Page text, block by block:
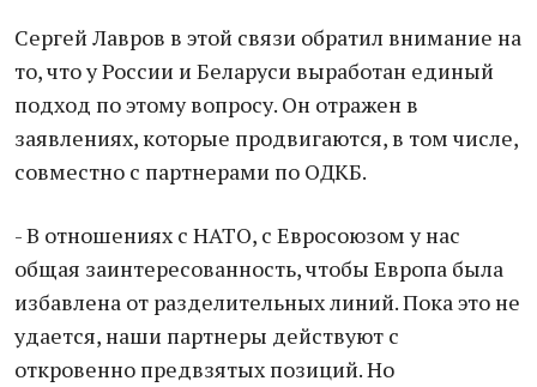
Сергей Лавров в этой связи обратил внимание на
то, что у России и Беларуси выработан единый
подход по этому вопросу. Он отражен в
заявлениях, которые продвигаются, в том числе,
совместно с партнерами по ОДКБ.
- В отношениях с НАТО, с Евросоюзом у нас
общая заинтересованность, чтобы Европа была
избавлена от разделительных линий. Пока это не
удается, наши партнеры действуют с
откровенно предвзятых позиций. Но